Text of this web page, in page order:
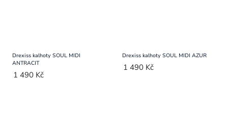
Drexiss kalhoty SOUL MIDI
ANTRACIT
1 490 Kč
Drexiss kalhoty SOUL MIDI AZUR
1 490 Kč